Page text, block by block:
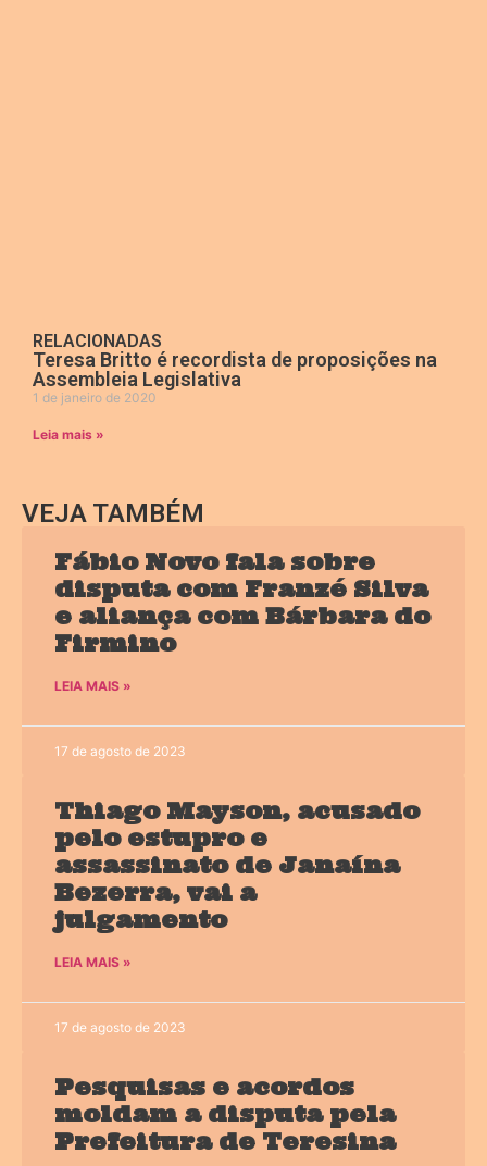
RELACIONADAS
Teresa Britto é recordista de proposições na
Assembleia Legislativa
1 de janeiro de 2020
Leia mais »
VEJA TAMBÉM
Fábio Novo fala sobre
disputa com Franzé Silva
e aliança com Bárbara do
Firmino
LEIA MAIS »
17 de agosto de 2023
Thiago Mayson, acusado
pelo estupro e
assassinato de Janaína
Bezerra, vai a
julgamento
LEIA MAIS »
17 de agosto de 2023
Pesquisas e acordos
moldam a disputa pela
Prefeitura de Teresina